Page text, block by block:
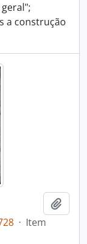
a construção
· Item